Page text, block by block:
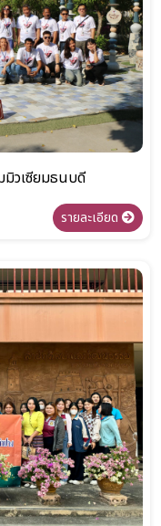
วเซียมธนบดี
รายละเอียด